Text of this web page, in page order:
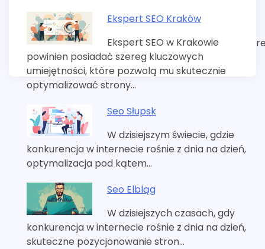
Ekspert SEO Kraków
Ekspert SEO w Krakowie
powinien posiadać szereg kluczowych
umiejętności, które pozwolą mu skutecznie
optymalizować strony…
Seo Słupsk
W dzisiejszym świecie, gdzie
konkurencja w internecie rośnie z dnia na dzień,
optymalizacja pod kątem…
Seo Elbląg
W dzisiejszych czasach, gdy
konkurencja w internecie rośnie z dnia na dzień,
skuteczne pozycjonowanie stron…